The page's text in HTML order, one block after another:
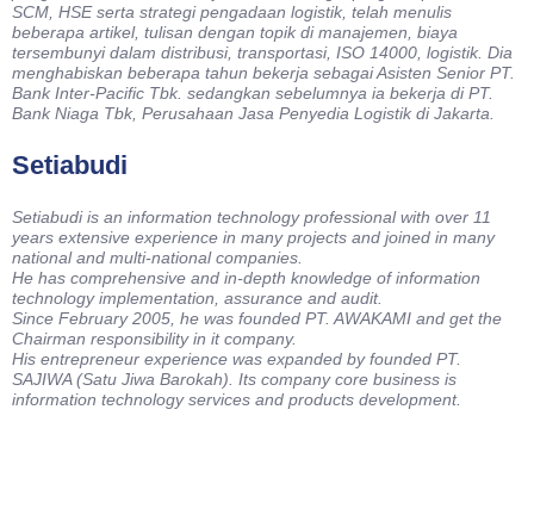
SCM, HSE serta strategi pengadaan logistik, telah menulis
beberapa artikel, tulisan dengan topik di manajemen, biaya
tersembunyi dalam distribusi, transportasi, ISO 14000, logistik. Dia
menghabiskan beberapa tahun bekerja sebagai Asisten Senior PT.
Bank Inter-Pacific Tbk. sedangkan sebelumnya ia bekerja di PT.
Bank Niaga Tbk, Perusahaan Jasa Penyedia Logistik di Jakarta.
Setiabudi
Setiabudi is an information technology professional with over 11
years extensive experience in many projects and joined in many
national and multi-national companies.
He has comprehensive and in-depth knowledge of information
technology implementation, assurance and audit.
Since February 2005, he was founded PT. AWAKAMI and get the
Chairman responsibility in it company.
His entrepreneur experience was expanded by founded PT.
SAJIWA (Satu Jiwa Barokah). Its company core business is
information technology services and products development.